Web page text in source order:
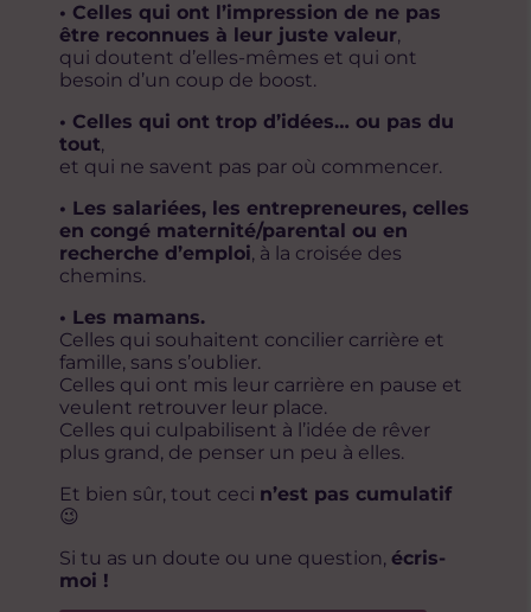
• Celles qui ont l’impression de ne pas
être reconnues à leur juste valeur,
qui doutent d’elles-mêmes et qui ont
besoin d’un coup de boost.
• Celles qui ont trop d’idées… ou pas du
tout,
et qui ne savent pas par où commencer.
• Les salariées, les entrepreneures, celles
en congé maternité/parental ou en
recherche d’emploi, à la croisée des
chemins.
• Les mamans.
Celles qui souhaitent concilier carrière et
famille, sans s’oublier.
Celles qui ont mis leur carrière en pause et
veulent retrouver leur place.
Celles qui culpabilisent à l’idée de rêver
plus grand, de penser un peu à elles.
Et bien sûr, tout ceci n’est pas cumulatif
😉
Si tu as un doute ou une question, écris-
moi !